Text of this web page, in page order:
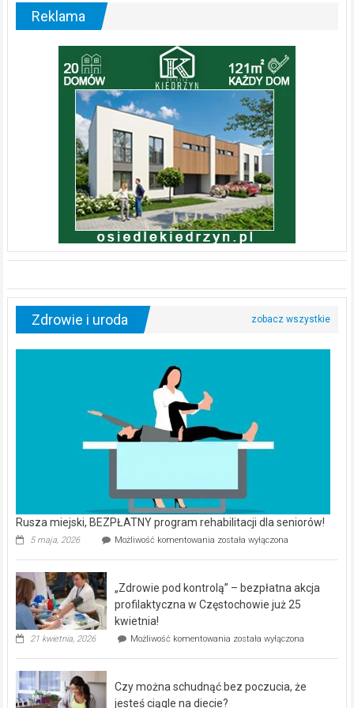
Reklama
Zdrowie i uroda
Rusza miejski, BEZPŁATNY program rehabilitacji dla seniorów!
5 maja, 2026 Możliwość komentowania Rusza
rehabilitacji
dla
została wyłączona
„Zdrowie pod kontrolą” – bezpłatna akcja
profilaktyczna w Częstochowie już 25
kwietnia!
21 kwietnia, 2026 Możliwość komentowania „Zdrowie
bezpłatna
została wyłączona
Czy można schudnąć bez poczucia, że
jesteś ciągle na diecie?